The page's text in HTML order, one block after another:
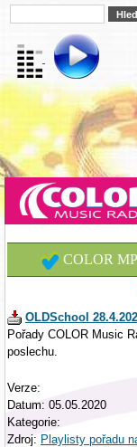
COLOR
OLDSchool
Pořady COLOR Music
poslechu.
Verze:
Datum: 05.05.2020
Kategorie:
Zdroj: Playlisty pořadu